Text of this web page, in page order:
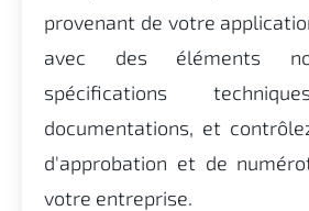
provenant de votre
avec des éléments
spécifications
documentations, et
d'approbation et de
votre entreprise.